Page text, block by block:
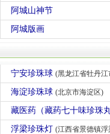
阿城山神节
阿城版画
宁安珍珠球 (黑龙江省牡丹
海淀珍珠球 (北京市海淀区)
藏医药（藏药七十味珍珠
浮梁珍珠灯 (江西省景德镇浮